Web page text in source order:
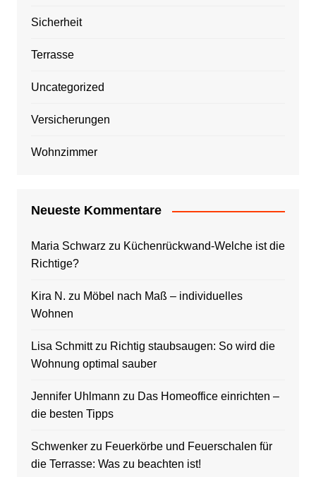
Sicherheit
Terrasse
Uncategorized
Versicherungen
Wohnzimmer
Neueste Kommentare
Maria Schwarz zu Küchenrückwand-Welche ist die
Richtige?
Kira N. zu Möbel nach Maß – individuelles
Wohnen
Lisa Schmittzu Richtig staubsaugen: So wird die
Wohnung optimal sauber
Jennifer Uhlmann zu Das Homeoffice einrichten –
die besten Tipps
Schwenkerzu Feuerkörbe und Feuerschalen für
die Terrasse: Was zu beachten ist!